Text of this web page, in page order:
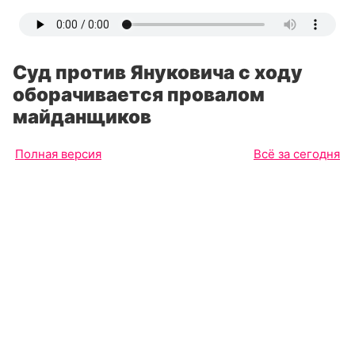
Суд против Януковича с ходу
оборачивается провалом
майданщиков
Полная версия Всё за сегодня